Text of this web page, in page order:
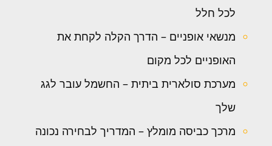
לכל חלל
מנשאי אופניים – הדרך הקלה לקחת את
האופניים לכל מקום
מערכת סולארית ביתית – החשמל עובר לגג
שלך
מרכך כביסה מומלץ – המדריך לבחירה נכונה